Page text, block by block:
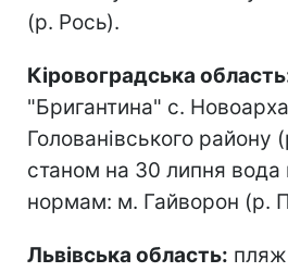
(р. Рось).
Кіровоградська
"Бригантина" с.
Голованівського району
станом на 30 липня вода
нормам: м. Гайворон (р.
Львівська область: